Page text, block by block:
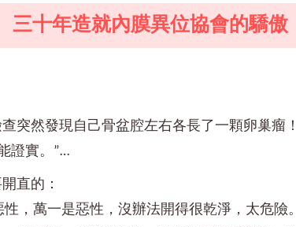
三十年造就內膜異位協會的驕傲
突然發現自己骨盆腔左右各長了一顆卵巢瘤！
證實。”…
直的：
，萬一是惡性，沒辦法開得很乾淨，太危險。